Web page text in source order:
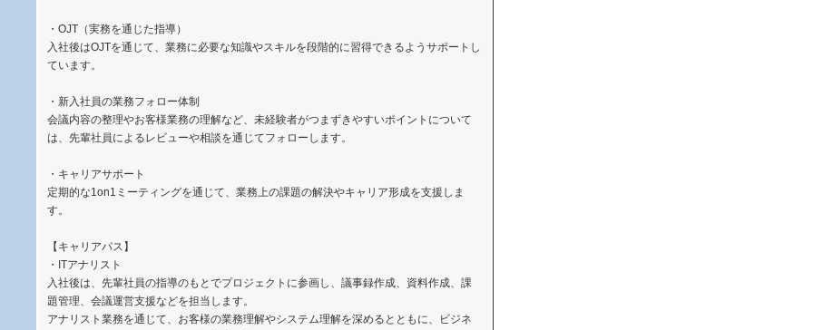
・OJT（実務を通じた指導）
入社後はOJTを通じて、業務に必要な知識やスキルを段階的に習得できるようサポートし
ています。
・新入社員の業務フォロー体制
会議内容の整理やお客様業務の理解など、未経験者がつまずきやすいポイントについて
は、先輩社員によるレビューや相談を通じてフォローします。
・キャリアサポート
定期的な1on1ミーティングを通じて、業務上の課題の解決やキャリア形成を支援しま
す。
【キャリアパス】
・ITアナリスト
入社後は、先輩社員の指導のもとでプロジェクトに参画し、議事録作成、資料作成、課
題管理、会議運営支援などを担当します。
アナリスト業務を通じて、お客様の業務理解やシステム理解を深めるとともに、ビジネ